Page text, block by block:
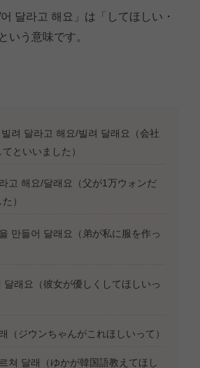
달라고 해요」は「してほしい・
いう意味です。
려 달라고 해요/빌려 달래요（会社
といいました）
고 해요/달래요（父が1万ウォンだ
）
만들어 달래요（弟が私に服を作っ
달래요（彼女が優しくしてほしいっ
（ジウンちゃんがこれほしいって）
쳐 달래（ゆかが韓国語教えてほし